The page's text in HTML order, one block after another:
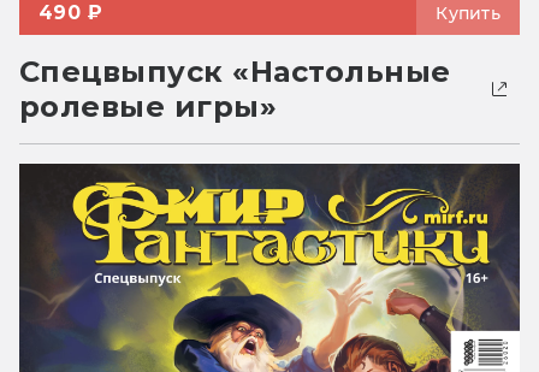
490 ₽ Купить
Спецвыпуск «Настольные
ролевые игры»